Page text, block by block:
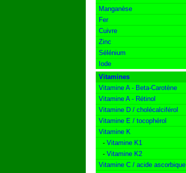
Manganèse
Fer
Cuivre
Zinc
Sélénium
Iode
Vitamines
Vitamine A - Beta-Carotène
Vitamine A - Rétinol
Vitamine D / cholécalciférol
Vitamine E / tocophérol
Vitamine K
- Vitamine K1
- Vitamine K2
Vitamine C / acide ascorbique